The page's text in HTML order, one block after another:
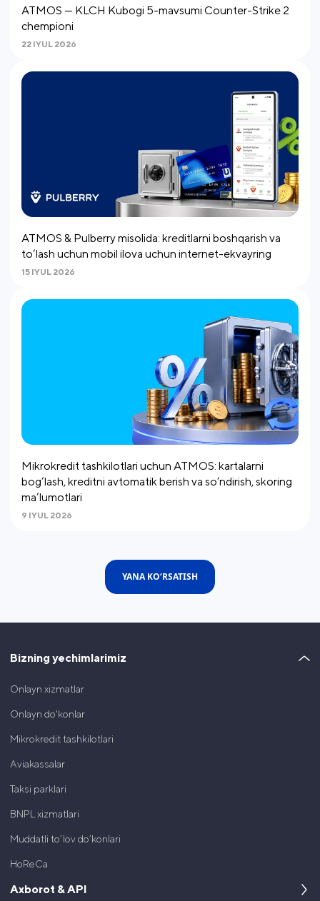
ATMOS — KLCH Kubogi 5-mavsumi Counter-Strike 2
chempioni
22 IYUL 2026
ATMOS & Pulberry misolida: kreditlarni boshqarish va
to‘lash uchun mobil ilova uchun internet-ekvayring
15 IYUL 2026
Mikrokredit tashkilotlari uchun ATMOS: kartalarni
bog‘lash, kreditni avtomatik berish va so’ndirish, skoring
ma’lumotlari
9 IYUL 2026
YANA KO‘RSATISH
Bizning yechimlarimiz
Onlayn xizmatlar
Onlayn do'konlar
Mikrokredit tashkilotlari
Aviakassalar
Taksi parklari
BNPL xizmatlari
Muddatli to’lov do’konlari
HoReCa
Axborot & API